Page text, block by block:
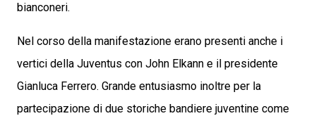
bianconeri.
Nel corso della manifestazione erano presenti anche i
vertici della Juventus con John Elkann e il presidente
Gianluca Ferrero. Grande entusiasmo inoltre per la
partecipazione di due storiche bandiere juventine come